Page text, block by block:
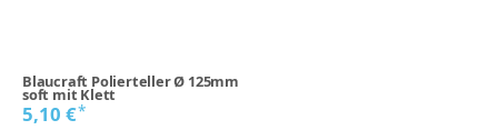
Blaucraft Polierteller Ø 125mm
soft mit Klett
5,10 €*